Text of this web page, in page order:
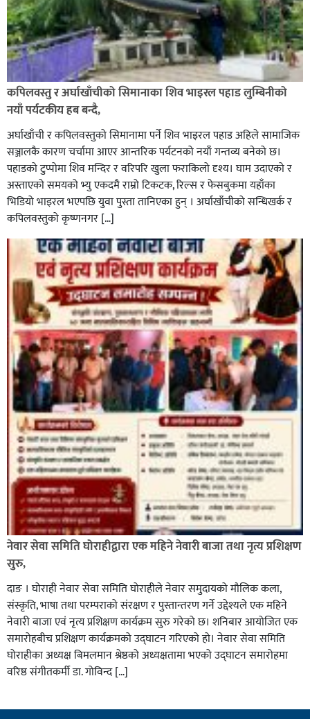
कपिलवस्तु र अर्घाखाँचीको सिमानाका शिव भाइरल पहाड लुम्बिनीको
नयाँ पर्यटकीय हब बन्दै,
अर्घाखाँची र कपिलवस्तुको सिमानामा पर्ने शिव भाइरल पहाड अहिले सामाजिक
सञ्जालकै कारण चर्चामा आएर आन्तरिक पर्यटनको नयाँ गन्तव्य बनेको छ।
पहाडको टुप्पोमा शिव मन्दिर र वरिपरि खुला फराकिलो दृश्य। घाम उदाएको र
अस्ताएको समयको भ्यु एकदमै राम्रो टिकटक, रिल्स र फेसबुकमा यहाँका
भिडियो भाइरल भएपछि युवा पुस्ता तानिएका हुन् । अर्घाखाँचीको सन्धिखर्क र
कपिलवस्तुको कृष्णनगर […]
नेवार सेवा समिति घोराहीद्वारा एक महिने नेवारी बाजा तथा नृत्य प्रशिक्षण
सुरु,
दाङ । घोराही नेवार सेवा समिति घोराहीले नेवार समुदायको मौलिक कला,
संस्कृति, भाषा तथा परम्पराको संरक्षण र पुस्तान्तरण गर्ने उद्देश्यले एक महिने
नेवारी बाजा एवं नृत्य प्रशिक्षण कार्यक्रम सुरु गरेको छ। शनिबार आयोजित एक
समारोहबीच प्रशिक्षण कार्यक्रमको उद्घाटन गरिएको हो। नेवार सेवा समिति
घोराहीका अध्यक्ष बिमलमान श्रेष्ठको अध्यक्षतामा भएको उद्घाटन समारोहमा
वरिष्ठ संगीतकर्मी डा. गोविन्द […]